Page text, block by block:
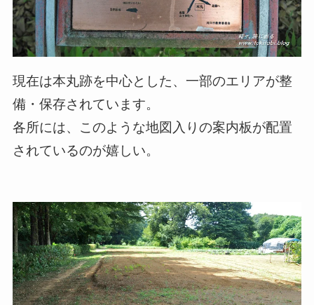
現在は本丸跡を中心とした、一部のエリアが整
備・保存されています。
各所には、このような地図入りの案内板が配置
されているのが嬉しい。